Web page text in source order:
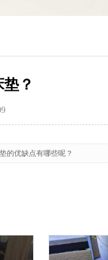
？
的优缺点有哪些呢？